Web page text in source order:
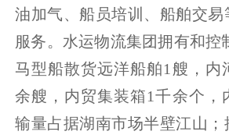
油加气、船员培训、船舶交易
服务。水运物流集团拥有和控
马型船散货远洋船舶1艘，内
余艘，内贸集装箱1千余个，
输量占据湖南市场半壁江山；